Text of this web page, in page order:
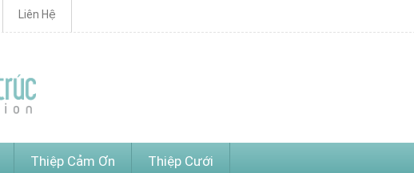
Liên Hệ
Thiệp Cảm Ơn Thiệp Cưới